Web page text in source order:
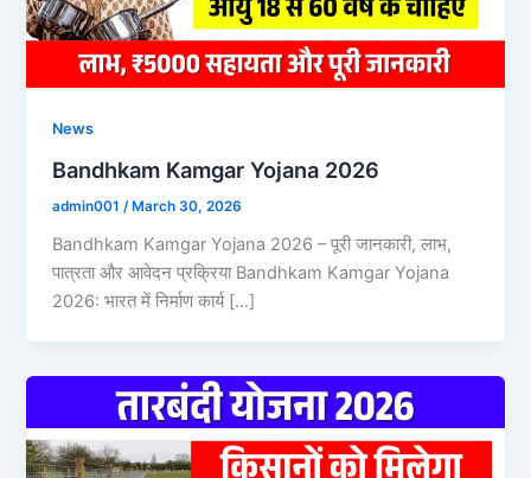
News
Bandhkam Kamgar Yojana 2026
admin001 /March 30, 2026
Bandhkam Kamgar Yojana 2026 – पूरी जानकारी, लाभ,
पात्रता और आवेदन प्रक्रिया Bandhkam Kamgar Yojana
2026: भारत में निर्माण कार्य […]